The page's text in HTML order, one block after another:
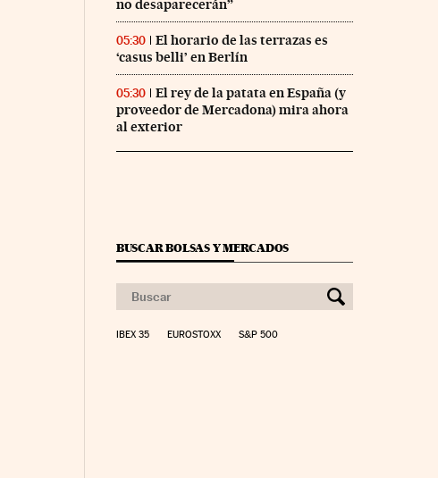
no desaparecerán”
05:30
El horario de las terrazas es
‘casus belli’ en Berlín
05:30
El rey de la patata en España (y
proveedor de Mercadona) mira ahora
al exterior
BUSCAR BOLSAS Y MERCADOS
IBEX 35 EUROSTOXX S&P 500